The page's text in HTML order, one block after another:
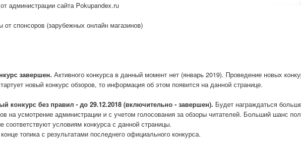
администрации сайта Pokupandex.ru
от спонсоров (зарубежных онлайн магазинов)
завершен. Активного конкурса в данный момент нет (январь 2019). Проведение новых
новый конкурс обзоров, то информация об этом появится на данной странице.
конкурс без правил - до 29.12.2018 (включительно - завершен). Будет награждаться
на усмотрение администрации и с учетом голосования за обзоры читателей. Больший шанс
соответствуют условиям конкурса с данной страницы.
топика с результатами последнего официального конкурса.